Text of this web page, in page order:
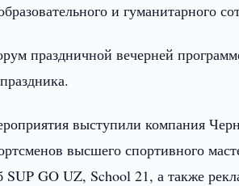
и гуманитарного
праздничной вечерней
выступили компания
высшего спортивного
SUP GO UZ, School 21, а также